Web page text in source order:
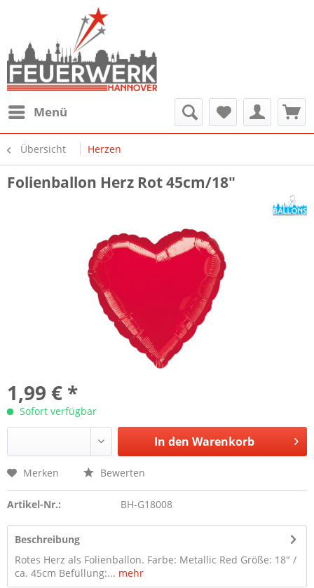
Menü
Übersicht Herzen
Folienballon Herz Rot 45cm/18"
1,99 € *
Sofort verfügbar
In den Warenkorb
Merken Bewerten
Artikel-Nr.: BH-G18008
Beschreibung
Rotes Herz als Folienballon. Farbe: Metallic Red Größe: 18" /
ca. 45cm Befüllung:... mehr